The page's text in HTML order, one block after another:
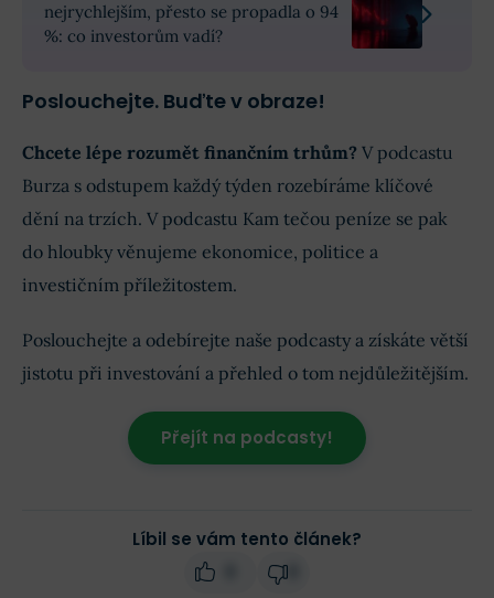
nejrychlejším, přesto se propadla o 94
%: co investorům vadí?
Poslouchejte. Buďte v obraze!
Chcete lépe rozumět finančním trhům? V podcastu
Burza s odstupem každý týden rozebíráme klíčové
dění na trzích. V podcastu Kam tečou peníze se pak
do hloubky věnujeme ekonomice, politice a
investičním příležitostem.
Poslouchejte a odebírejte naše podcasty a získáte větší
jistotu při investování a přehled o tom nejdůležitějším.
Přejít na podcasty!
Líbil se vám tento článek?